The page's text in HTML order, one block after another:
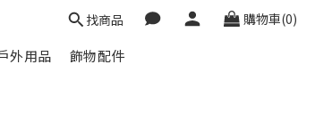
找商品 購物車(0)
外用品
飾物配件